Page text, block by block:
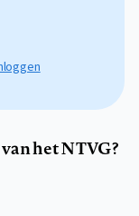
het NTVG?